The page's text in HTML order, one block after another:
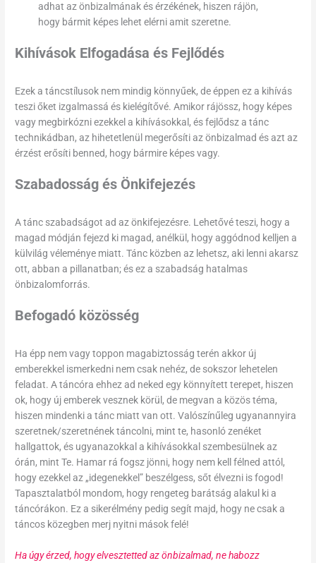
adhat az önbizalmának és érzékének, hiszen rájön,
hogy bármit képes lehet elérni amit szeretne.
Kihívások Elfogadása és Fejlődés
Ezek a táncstílusok nem mindig könnyűek, de éppen ez a kihívás
teszi őket izgalmassá és kielégítővé. Amikor rájössz, hogy képes
vagy megbirkózni ezekkel a kihívásokkal, és fejlődsz a tánc
technikádban, az hihetetlenül megerősíti az önbizalmad és azt az
érzést erősíti benned, hogy bármire képes vagy.
Szabadosság és Önkifejezés
A tánc szabadságot ad az önkifejezésre. Lehetővé teszi, hogy a
magad módján fejezd ki magad, anélkül, hogy aggódnod kelljen a
külvilág véleménye miatt. Tánc közben az lehetsz, aki lenni akarsz
ott, abban a pillanatban; és ez a szabadság hatalmas
önbizalomforrás.
Befogadó közösség
Ha épp nem vagy toppon magabiztosság terén akkor új
emberekkel ismerkedni nem csak nehéz, de sokszor lehetelen
feladat. A táncóra ehhez ad neked egy könnyített terepet, hiszen
ok, hogy új emberek vesznek körül, de megvan a közös téma,
hiszen mindenki a tánc miatt van ott. Valószínűleg ugyanannyira
szeretnek/szeretnének táncolni, mint te, hasonló zenéket
hallgattok, és ugyanazokkal a kihívásokkal szembesülnek az
órán, mint Te. Hamar rá fogsz jönni, hogy nem kell félned attól,
hogy ezekkel az „idegenekkel” beszélgess, sőt élvezni is fogod!
Tapasztalatból mondom, hogy rengeteg barátság alakul ki a
táncórákon. Ez a sikerélmény pedig segít majd, hogy ne csak a
táncos közegben merj nyitni mások felé!
Ha úgy érzed, hogy elvesztetted az önbizalmad, ne habozz